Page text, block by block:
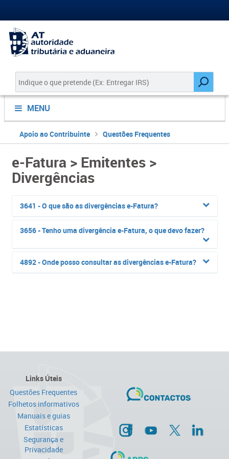
MENU
Apoio ao Contribuinte Questões Frequentes
e-Fatura > Emitentes >
Divergências
3641 - O que são as divergências e-Fatura?
3656 - Tenho uma divergência e-Fatura, o que devo fazer?
4892 - Onde posso consultar as divergências e-Fatura?
Links Úteis
Questões Frequentes
Folhetos informativos
Manuais e guias
Estatísticas
Segurança e
Privacidade